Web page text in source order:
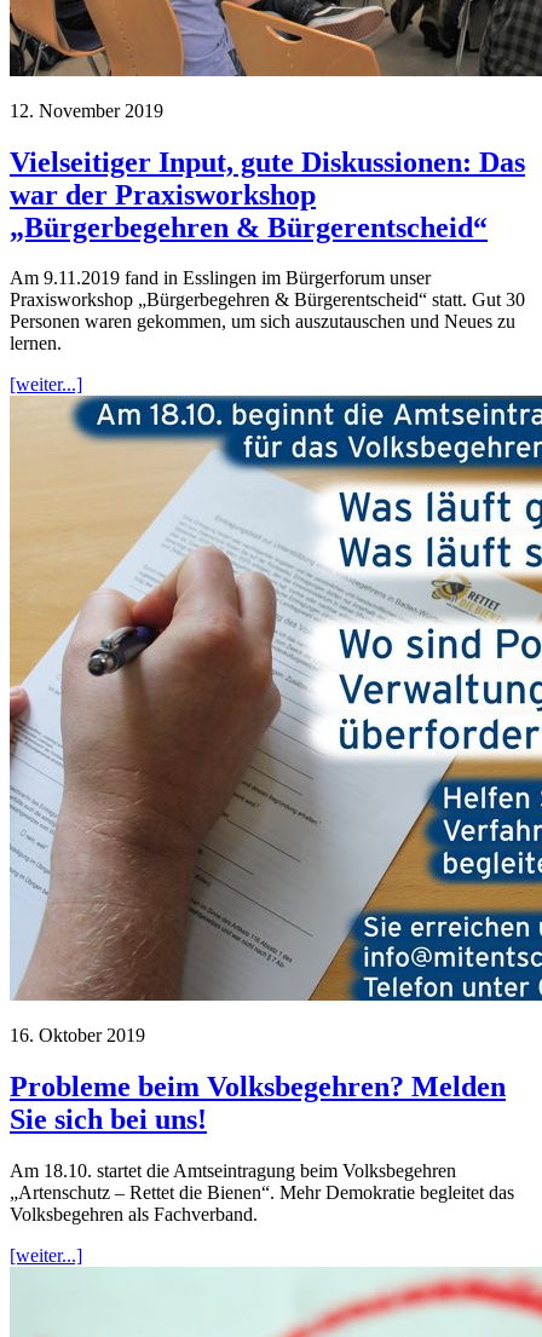
12. November 2019
Vielseitiger Input, gute Diskussionen: Das
war der Praxisworkshop
„Bürgerbegehren & Bürgerentscheid“
Am 9.11.2019 fand in Esslingen im Bürgerforum unser
Praxisworkshop „Bürgerbegehren & Bürgerentscheid“ statt. Gut 30
Personen waren gekommen, um sich auszutauschen und Neues zu
lernen.
[weiter...]
16. Oktober 2019
Probleme beim Volksbegehren? Melden
Sie sich bei uns!
Am 18.10. startet die Amtseintragung beim Volksbegehren
„Artenschutz – Rettet die Bienen“. Mehr Demokratie begleitet das
Volksbegehren als Fachverband.
[weiter...]